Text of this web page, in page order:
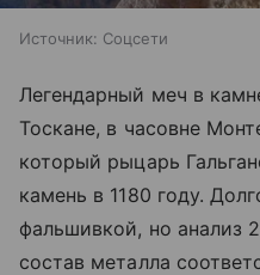
Источник: Соцсети
Легендарный меч в
Тоскане, в часовне
который рыцарь
камень в 1180 году.
фальшивкой, но анализ
состав металла